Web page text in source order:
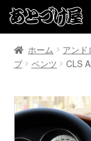
ホーム
アンド
プ
ベンツ CLS